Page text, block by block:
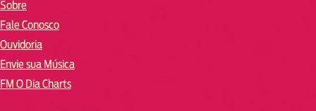
Sobre
Fale Conosco
Ouvidoria
Envie sua Música
FM O Dia Charts